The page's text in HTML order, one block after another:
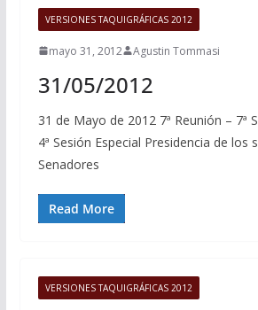
VERSIONES TAQUIGRÁFICAS 2012
mayo 31, 2012 Agustin Tommasi
31/05/2012
31 de Mayo de 2012 7ª Reunión – 7ª
4ª Sesión Especial Presidencia de los
Senadores
Read More
VERSIONES TAQUIGRÁFICAS 2012